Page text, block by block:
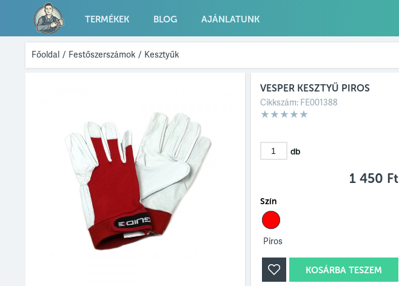
TERMÉKEK BLOG AJÁNLATUNK
Főoldal / Festőszerszámok / Kesztyűk
VESPER KESZTYŰ PIROS
Cikkszám: FE001388
db
1 450 Ft
Szín
Piros
KOSÁRBA TESZEM